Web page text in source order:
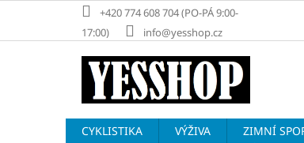
obsah
+420 774 608 704 (PO-PÁ 9:00-
17:00)
info@yesshop.cz
CYKLISTIKA VÝŽIVA ZIMNÍ